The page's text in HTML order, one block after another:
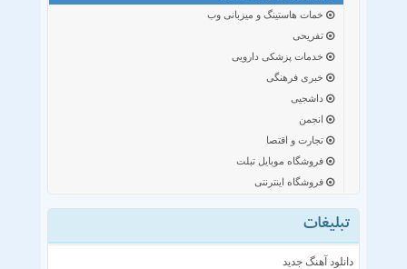
خمات هاستینگ و میزبانی وب
تفریحی
خدمات پزشکی دارویی
خبری فرهنگی
داشجیی
انجمن
تجارت و اقتصا
فروشگاه موبایل تبلت
فروشگاه اینترنتی
تبلیغات
دانلود آهنگ جدید